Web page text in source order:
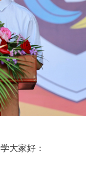
大家好：